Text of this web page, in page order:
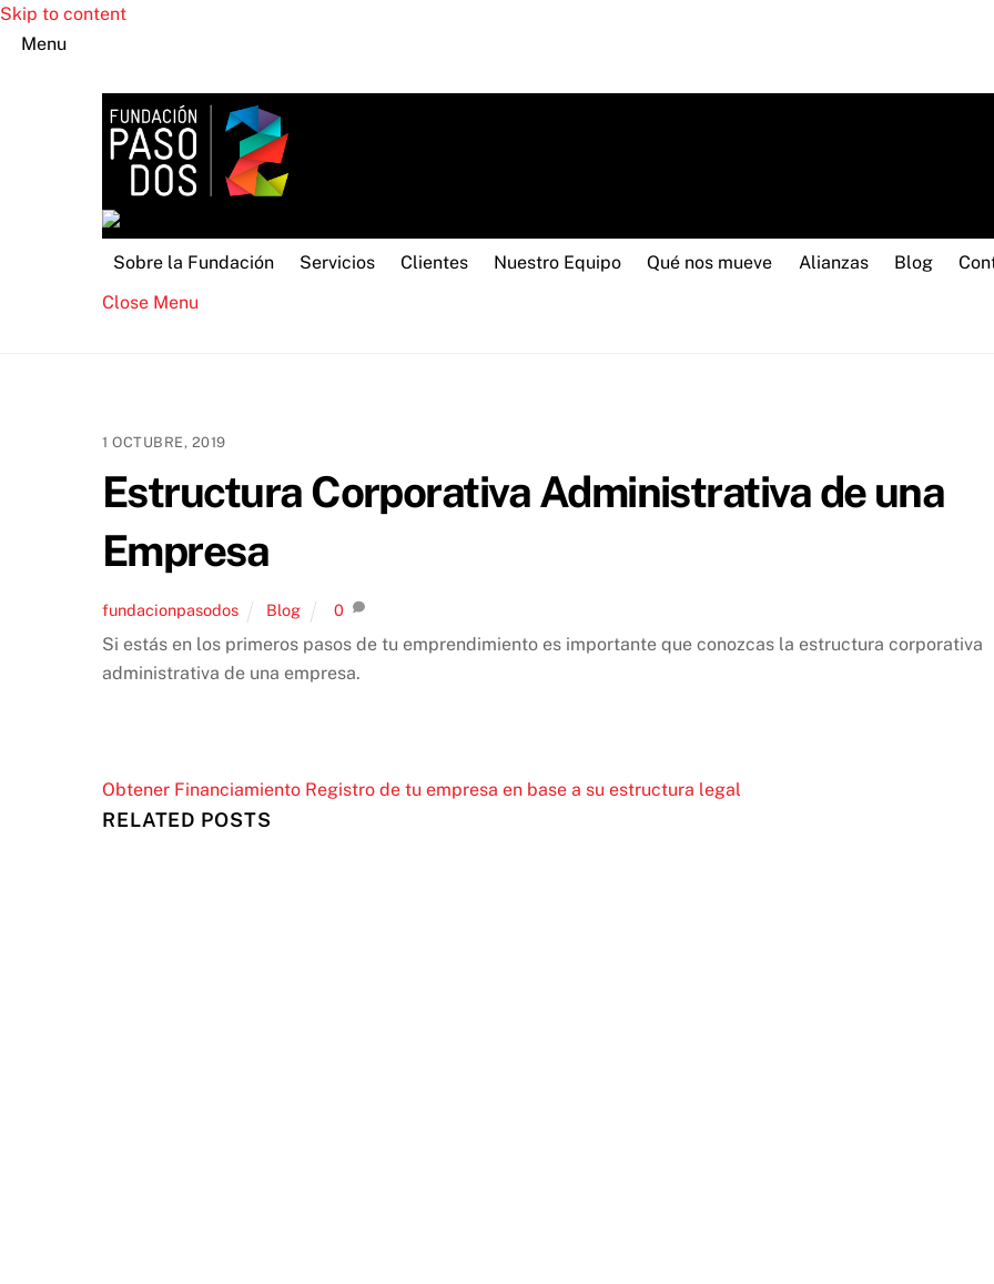
Skip to content
Menu
Sobre la Fundación Servicios Clientes Nuestro Equipo Qué nos mueve Alianzas Blog
Close Menu
1 OCTUBRE, 2019
Estructura Corporativa Administrativa de una
Empresa
fundacionpasodos Blog 0
Si estás en los primeros pasos de tu emprendimiento es importante que conozcas la estructura corporativa
administrativa de una empresa.
Obtener Financiamiento Registro de tu empresa en base a su estructura legal
RELATED POSTS